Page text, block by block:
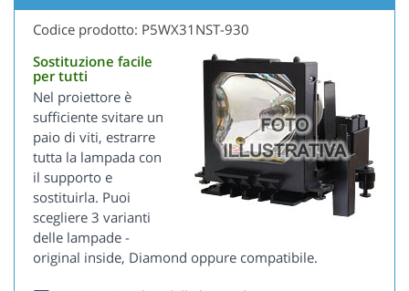
Codice prodotto: P5WX31NST-930
Sostituzione facile
per tutti
Nel proiettore è
sufficiente svitare un
paio di viti, estrarre
tutta la lampada con
il supporto e
sostituirla. Puoi
scegliere 3 varianti
delle lampade -
original inside, Diamond oppure compatibile.